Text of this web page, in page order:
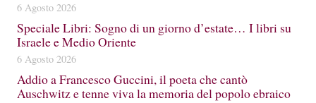
6 Agosto 2026
Speciale Libri: Sogno di un giorno d’estate… I libri su
Israele e Medio Oriente
6 Agosto 2026
Addio a Francesco Guccini, il poeta che cantò
Auschwitz e tenne viva la memoria del popolo ebraico